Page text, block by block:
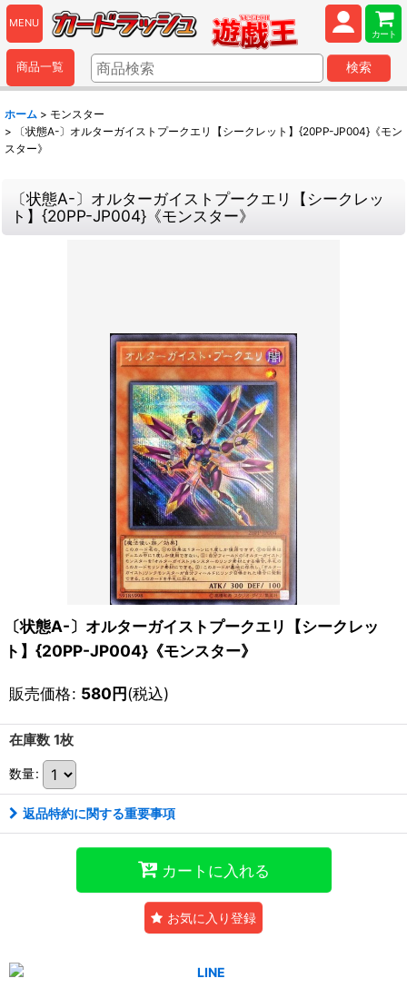
MENU
カート
商品一覧 検索
ホーム > モンスター
>
〔状態A-〕オルターガイストプークエリ【シークレット】{20PP-JP004}《モン
スター》
〔状態A-〕オルターガイストプークエリ【シークレッ
ト】{20PP-JP004}《モンスター》
〔状態A-〕オルターガイストプークエリ【シークレッ
ト】{20PP-JP004}《モンスター》
販売価格: 580円(税込)
在庫数 1枚
数量:
返品特約に関する重要事項
カートに入れる
お気に入り登録